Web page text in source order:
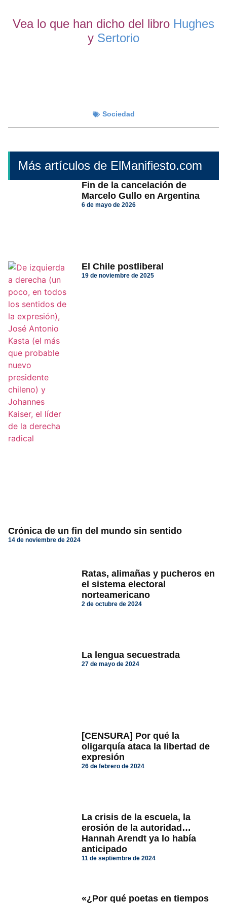
Vea lo que han dicho del libro Hughes
y Sertorio
Sociedad
Más artículos de ElManifiesto.com
Fin de la cancelación de
Marcelo Gullo en Argentina
6 de mayo de 2026
El Chile postliberal
19 de noviembre de 2025
Crónica de un fin del mundo sin sentido
14 de noviembre de 2024
Ratas, alimañas y pucheros en
el sistema electoral
norteamericano
2 de octubre de 2024
La lengua secuestrada
27 de mayo de 2024
[CENSURA] Por qué la
oligarquía ataca la libertad de
expresión
26 de febrero de 2024
La crisis de la escuela, la
erosión de la autoridad…
Hannah Arendt ya lo había
anticipado
11 de septiembre de 2024
«¿Por qué poetas en tiempos